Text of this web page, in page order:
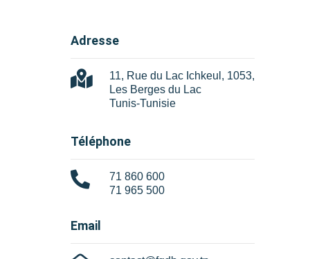
Adresse
11, Rue du Lac Ichkeul, 1053,
Les Berges du Lac
Tunis-Tunisie
Téléphone
71 860 600
71 965 500
Email